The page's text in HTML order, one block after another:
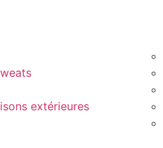
extérieures